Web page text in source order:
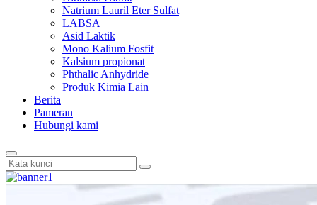
Natrium Lauril Eter Sulfat
LABSA
Asid Laktik
Mono Kalium Fosfit
Kalsium propionat
Phthalic Anhydride
Produk Kimia Lain
Berita
Pameran
Hubungi kami